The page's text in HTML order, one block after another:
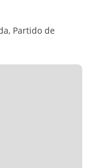
Partido de